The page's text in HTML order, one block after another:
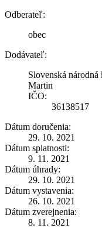
Odberateľ:
obec
Dodávateľ:
Slovenská
Martin
IČO:
36138517
Dátum doručenia:
29. 10. 2021
Dátum splatnosti:
9. 11. 2021
Dátum úhrady:
29. 10. 2021
Dátum vystavenia:
26. 10. 2021
Dátum zverejnenia:
8. 11. 2021